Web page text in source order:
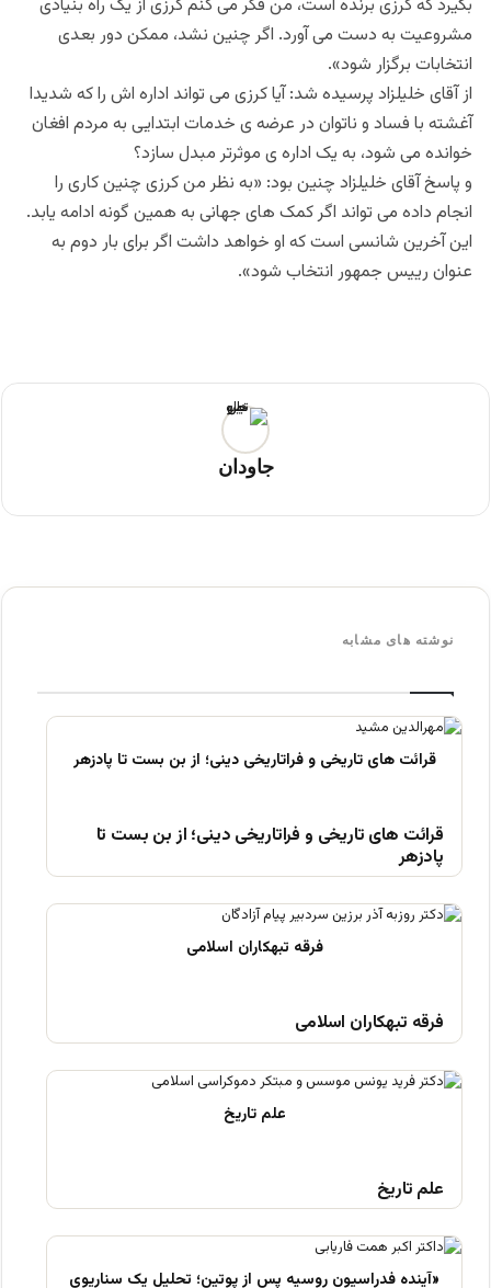
بگیرد که کرزی برنده است، من فکر می کنم کرزی از یک راه بنیادی
مشروعیت به دست می آورد. اگر چنین نشد، ممکن دور بعدی
انتخابات برگزار شود».
از آقای خلیلزاد پرسیده شد: آیا کرزی می تواند اداره اش را که شدیدا
آغشته با فساد و ناتوان در عرضه ی خدمات ابتدایی به مردم افغان
خوانده می شود، به یک اداره ی موثرتر مبدل سازد؟
و پاسخ آقای خلیلزاد چنین بود: «به نظر من کرزی چنین کاری را
انجام داده می تواند اگر کمک های جهانی به همین گونه ادامه یابد.
این آخرین شانسی است که او خواهد داشت اگر برای بار دوم به
عنوان ريیس جمهور انتخاب شود».
جاودان
نوشته های مشابه
قرائت های تاریخی و فراتاریخی دینی؛ از بن بست تا
پادزهر
فرقه تبهکاران اسلامی
علم تاریخ